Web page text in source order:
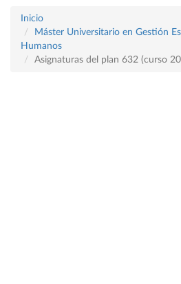
Inicio
Máster Universitario en Gestión
Humanos
Asignaturas del plan 632 (curso